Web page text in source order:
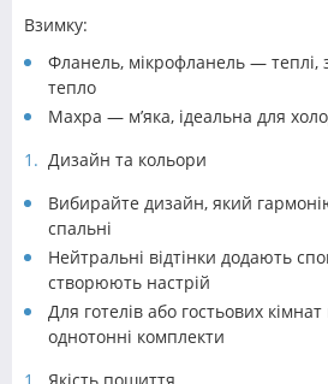
Взимку:
Фланель, мікрофланель — теплі,
тепло
Махра — м’яка, ідеальна для
Дизайн та кольори
Вибирайте дизайн, який
спальні
Нейтральні відтінки додають
створюють настрій
Для готелів або гостьових
однотонні комплекти